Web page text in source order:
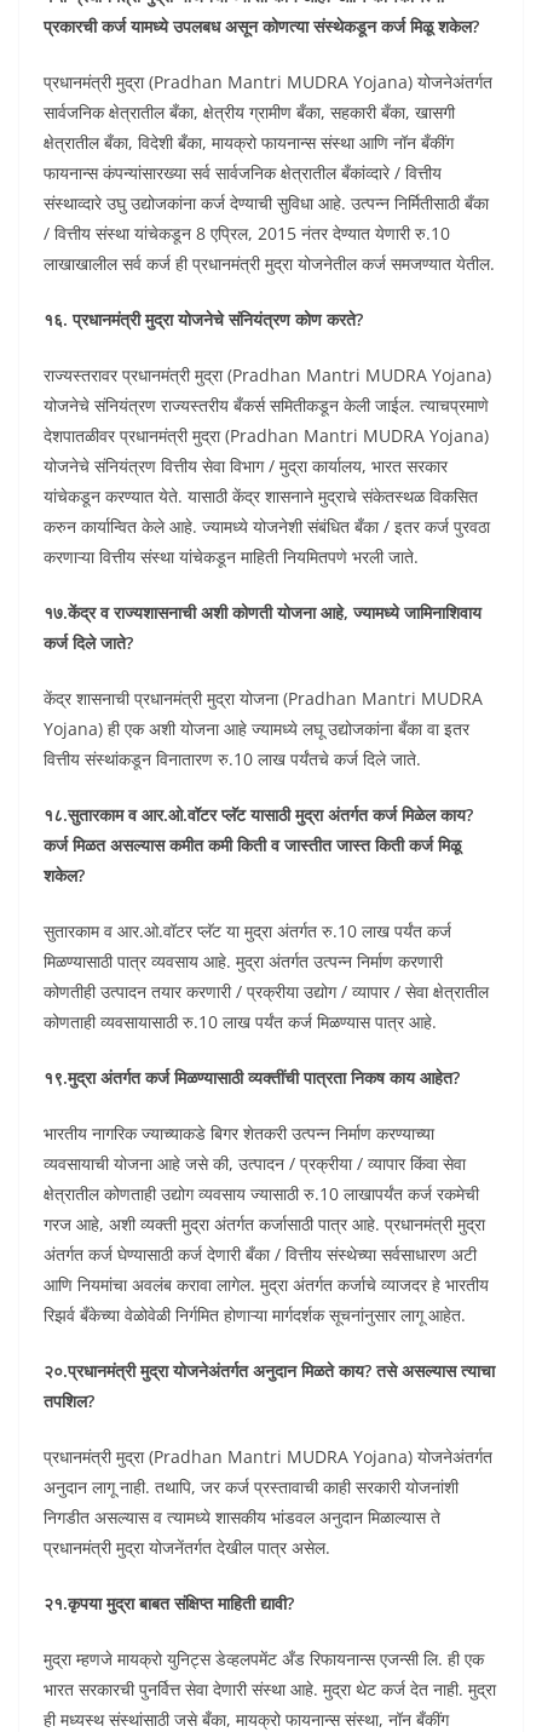
प्रकारची कर्ज यामध्ये उपलबध असून कोणत्या संस्थेकडून कर्ज मिळू शकेल?
प्रधानमंत्री मुद्रा (Pradhan Mantri MUDRA Yojana) योजनेअंतर्गत
सार्वजनिक क्षेत्रातील बँका, क्षेत्रीय ग्रामीण बँका, सहकारी बँका, खासगी
क्षेत्रातील बँका, विदेशी बँका, मायक्रो फायनान्स संस्था आणि नॉन बँकींग
फायनान्स कंपन्यांसारख्या सर्व सार्वजनिक क्षेत्रातील बँकांव्दारे / वित्तीय
संस्थाव्दारे उघु उद्योजकांना कर्ज देण्याची सुविधा आहे. उत्पन्न निर्मितीसाठी बँका
/ वित्तीय संस्था यांचेकडून 8 एप्रिल, 2015 नंतर देण्यात येणारी रु.10
लाखाखालील सर्व कर्ज ही प्रधानमंत्री मुद्रा योजनेतील कर्ज समजण्यात येतील.
१६. प्रधानमंत्री मुद्रा योजनेचे संनियंत्रण कोण करते?
राज्यस्तरावर प्रधानमंत्री मुद्रा (Pradhan Mantri MUDRA Yojana)
योजनेचे संनियंत्रण राज्यस्तरीय बँकर्स समितीकडून केली जाईल. त्याचप्रमाणे
देशपातळीवर प्रधानमंत्री मुद्रा (Pradhan Mantri MUDRA Yojana)
योजनेचे संनियंत्रण वित्तीय सेवा विभाग / मुद्रा कार्यालय, भारत सरकार
यांचेकडून करण्यात येते. यासाठी केंद्र शासनाने मुद्राचे संकेतस्थळ विकसित
करुन कार्यान्वित केले आहे. ज्यामध्ये योजनेशी संबंधित बँका / इतर कर्ज पुरवठा
करणाऱ्या वित्तीय संस्था यांचेकडून माहिती नियमितपणे भरली जाते.
१७.केंद्र व राज्यशासनाची अशी कोणती योजना आहे, ज्यामध्ये जामिनाशिवाय
कर्ज दिले जाते?
केंद्र शासनाची प्रधानमंत्री मुद्रा योजना (Pradhan Mantri MUDRA
Yojana) ही एक अशी योजना आहे ज्यामध्ये लघू उद्योजकांना बँका वा इतर
वित्तीय संस्थांकडून विनातारण रु.10 लाख पर्यंतचे कर्ज दिले जाते.
१८.सुतारकाम व आर.ओ.वॉटर प्लॅट यासाठी मुद्रा अंतर्गत कर्ज मिळेल काय?
कर्ज मिळत असल्यास कमीत कमी किती व जास्तीत जास्त किती कर्ज मिळू
शकेल?
सुतारकाम व आर.ओ.वॉटर प्लॅट या मुद्रा अंतर्गत रु.10 लाख पर्यंत कर्ज
मिळण्यासाठी पात्र व्यवसाय आहे. मुद्रा अंतर्गत उत्पन्न निर्माण करणारी
कोणतीही उत्पादन तयार करणारी / प्रक्रीया उद्योग / व्यापार / सेवा क्षेत्रातील
कोणताही व्यवसायासाठी रु.10 लाख पर्यंत कर्ज मिळण्यास पात्र आहे.
१९.मुद्रा अंतर्गत कर्ज मिळण्यासाठी व्यक्तींची पात्रता निकष काय आहेत?
भारतीय नागरिक ज्याच्याकडे बिगर शेतकरी उत्पन्न निर्माण करण्याच्या
व्यवसायाची योजना आहे जसे की, उत्पादन / प्रक्रीया / व्यापार किंवा सेवा
क्षेत्रातील कोणताही उद्योग व्यवसाय ज्यासाठी रु.10 लाखापर्यंत कर्ज रकमेची
गरज आहे, अशी व्यक्ती मुद्रा अंतर्गत कर्जासाठी पात्र आहे. प्रधानमंत्री मुद्रा
अंतर्गत कर्ज घेण्यासाठी कर्ज देणारी बँका / वित्तीय संस्थेच्या सर्वसाधारण अटी
आणि नियमांचा अवलंब करावा लागेल. मुद्रा अंतर्गत कर्जाचे व्याजदर हे भारतीय
रिझर्व बँकेच्या वेळोवेळी निर्गमित होणाऱ्या मार्गदर्शक सूचनांनुसार लागू आहेत.
२०.प्रधानमंत्री मुद्रा योजनेअंतर्गत अनुदान मिळते काय? तसे असल्यास त्याचा
तपशिल?
प्रधानमंत्री मुद्रा (Pradhan Mantri MUDRA Yojana) योजनेअंतर्गत
अनुदान लागू नाही. तथापि, जर कर्ज प्रस्तावाची काही सरकारी योजनांशी
निगडीत असल्यास व त्यामध्ये शासकीय भांडवल अनुदान मिळाल्यास ते
प्रधानमंत्री मुद्रा योजनेंतर्गत देखील पात्र असेल.
२१.कृपया मुद्रा बाबत संक्षिप्त माहिती द्यावी?
मुद्रा म्हणजे मायक्रो युनिट्स डेव्हलपमेंट अँड रिफायनान्स एजन्सी लि. ही एक
भारत सरकारची पुनर्वित्त सेवा देणारी संस्था आहे. मुद्रा थेट कर्ज देत नाही. मुद्रा
ही मध्यस्थ संस्थांसाठी जसे बँका, मायक्रो फायनान्स संस्था, नॉन बँकींग